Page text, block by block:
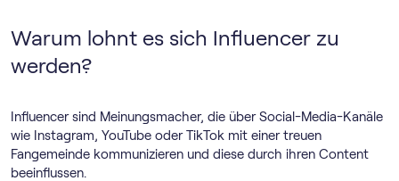
Warum lohnt es sich Influencer zu
werden?
Influencer sind Meinungsmacher, die über Social-Media-Kanäle
wie Instagram, YouTube oder TikTok mit einer treuen
Fangemeinde kommunizieren und diese durch ihren Content
beeinflussen.